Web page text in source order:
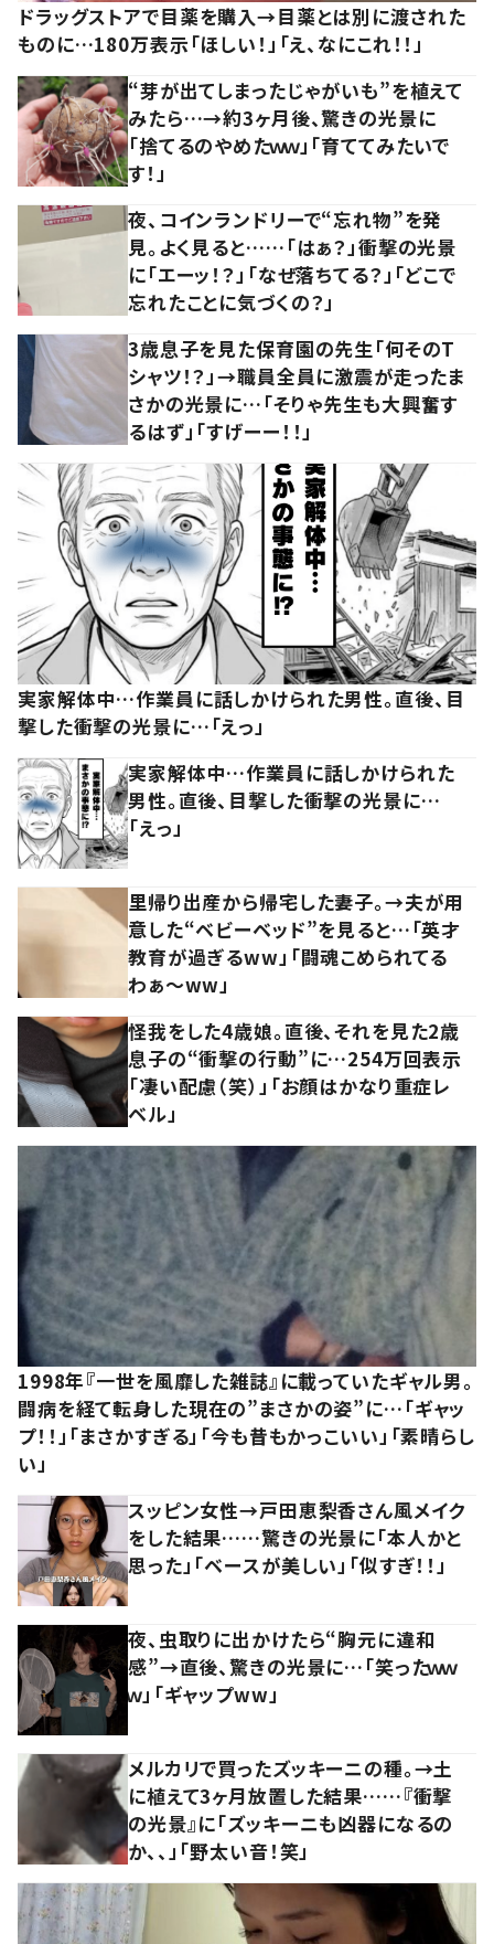
ドラッグストアで目薬を購入→目薬とは別に渡された
ものに…180万表示「ほしい！」「え、なにこれ！！」
“芽が出てしまったじゃがいも”を植えて
みたら…→約3ヶ月後、驚きの光景に
「捨てるのやめたｗｗ」「育ててみたいで
す！」
夜、コインランドリーで“忘れ物”を発
見。よく見ると……「はぁ？」衝撃の光景
に「エーッ！？」「なぜ落ちてる？」「どこで
忘れたことに気づくの？」
3歳息子を見た保育園の先生「何そのT
シャツ！？」→職員全員に激震が走ったま
さかの光景に…「そりゃ先生も大興奮す
るはず」「すげーー！！」
実家解体中…作業員に話しかけられた男性。直後、目
撃した衝撃の光景に…「えっ」
実家解体中…作業員に話しかけられた
男性。直後、目撃した衝撃の光景に…
「えっ」
里帰り出産から帰宅した妻子。→夫が用
意した“ベビーベッド”を見ると…「英才
教育が過ぎるww」「闘魂こめられてる
わぁ～ww」
怪我をした4歳娘。直後、それを見た2歳
息子の“衝撃の行動”に…254万回表示
「凄い配慮（笑）」「お顔はかなり重症レ
ベル」
1998年『一世を風靡した雑誌』に載っていたギャル男。
闘病を経て転身した現在の”まさかの姿”に…「ギャッ
プ！！」「まさかすぎる」「今も昔もかっこいい」「素晴らし
い」
スッピン女性→戸田恵梨香さん風メイク
をした結果……驚きの光景に「本人かと
思った」「ベースが美しい」「似すぎ！！」
夜、虫取りに出かけたら“胸元に違和
感”→直後、驚きの光景に…「笑ったｗｗ
ｗ」「ギャップww」
メルカリで買ったズッキーニの種。→土
に植えて3ヶ月放置した結果……『衝撃
の光景』に「ズッキーニも凶器になるの
か、、」「野太い音！笑」